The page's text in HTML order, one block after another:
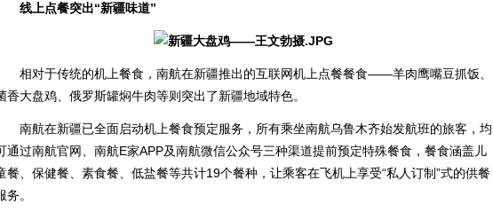
线上点餐突出“新疆味道”
相对于传统的机上餐食，南航在新疆推出的互联网机上点餐餐食——羊肉鹰嘴豆抓饭、
香大盘鸡、俄罗斯罐焖牛肉等则突出了新疆地域特色。
南航在新疆已全面启动机上餐食预定服务，所有乘坐南航乌鲁木齐始发航班的旅客，均
通过南航官网、南航E家APP及南航微信公众号三种渠道提前预定特殊餐食，餐食涵盖儿
餐、保健餐、素食餐、低盐餐等共计19个餐种，让乘客在飞机上享受“私人订制”式的供餐
务。